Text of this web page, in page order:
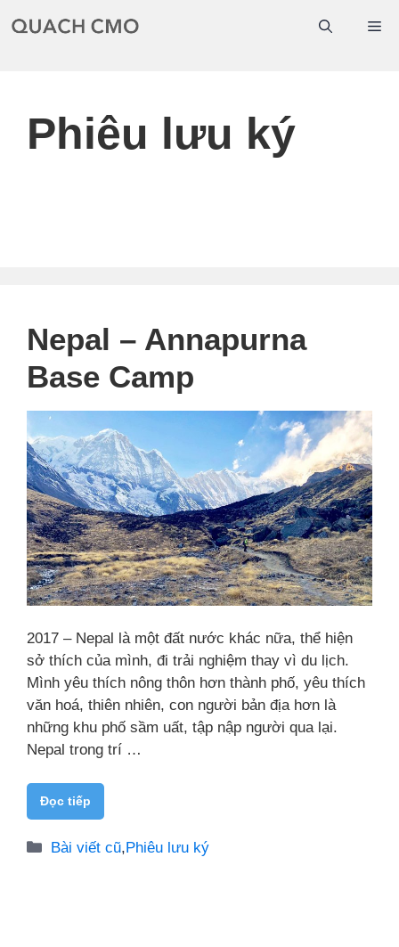
đến
Phiêu lưu ký
Nepal – Annapurna
Base Camp
2017 – Nepal là một đất nước khác nữa, thể hiện
sở thích của mình, đi trải nghiệm thay vì du lịch.
Mình yêu thích nông thôn hơn thành phố, yêu thích
văn hoá, thiên nhiên, con người bản địa hơn là
những khu phố sầm uất, tập nập người qua lại.
Nepal trong trí …
Đọc tiếp
Danh
Bài viết cũ, Phiêu lưu ký